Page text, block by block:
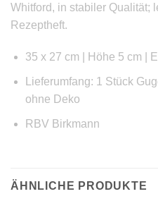
Whitford, in stabiler Qualität;
Rezeptheft.
35 x 27 cm | Höhe 5 cm |
Lieferumfang: 1 Stück
ohne Deko
RBV Birkmann
ÄHNLICHE PRODUKTE